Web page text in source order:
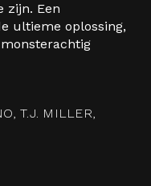
zijn. Een
ultieme oplossing,
T.J. MILLER,